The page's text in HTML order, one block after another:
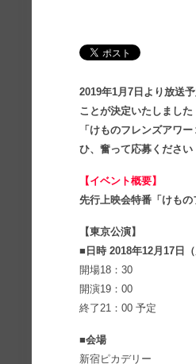
2019年1月7日より放送
ことが決定いたしまし
「けものフレンズアワ
ひ、奮って応募ください
【イベント概要】
先行上映会特番「けも
【東京公演】
■日時 2018年12月17日（
開場18：30
開演19：00
終了21：00 予定
■会場
新宿ピカデリー